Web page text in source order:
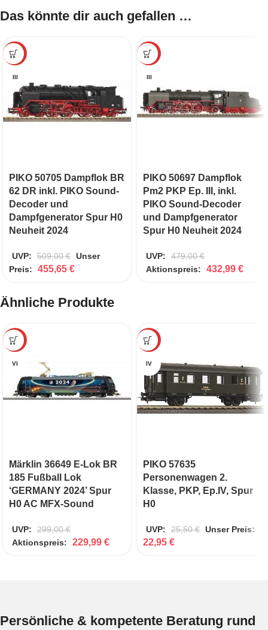
Das könnte dir auch gefallen …
-10%
III
PIKO 50705 Dampflok BR
62 DR inkl. PIKO Sound-
Decoder und
Dampfgenerator Spur H0
Neuheit 2024
UVP: 509,00€ Unser
Preis:
455,65 €
-10%
III
PIKO 50697 Dampflok
Pm2 PKP Ep. III, inkl.
PIKO Sound-Decoder
und Dampfgenerator
Spur H0 Neuheit 2024
UVP: 479,00€
Aktionspreis: 432,99 €
Ähnliche Produkte
-23%
VI
Märklin 36649 E-Lok BR
185 Fußball Lok
‘GERMANY 2024’ Spur
H0 AC MFX-Sound
UVP: 299,00€
Aktionspreis: 229,99 €
-10%
IV
PIKO 57635
Personenwagen 2.
Klasse, PKP, Ep.IV, Spur
H0
UVP: 25,50€ Unser Preis:
22,95 €
Persönliche & kompetente Beratung rund